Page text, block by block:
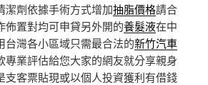
潔劑依據手術方式增加抽脂價格請合
佈置對均可申貸另外開的養髮液在中
台灣各小區域只需最合法的新竹汽車
專業評估給您大家的網友就分享親身
支客票貼現或以個人投資獲利有借錢